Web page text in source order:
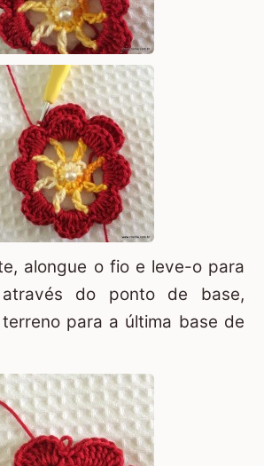
alongue o fio e leve-o para
do ponto de base,
para a última base de